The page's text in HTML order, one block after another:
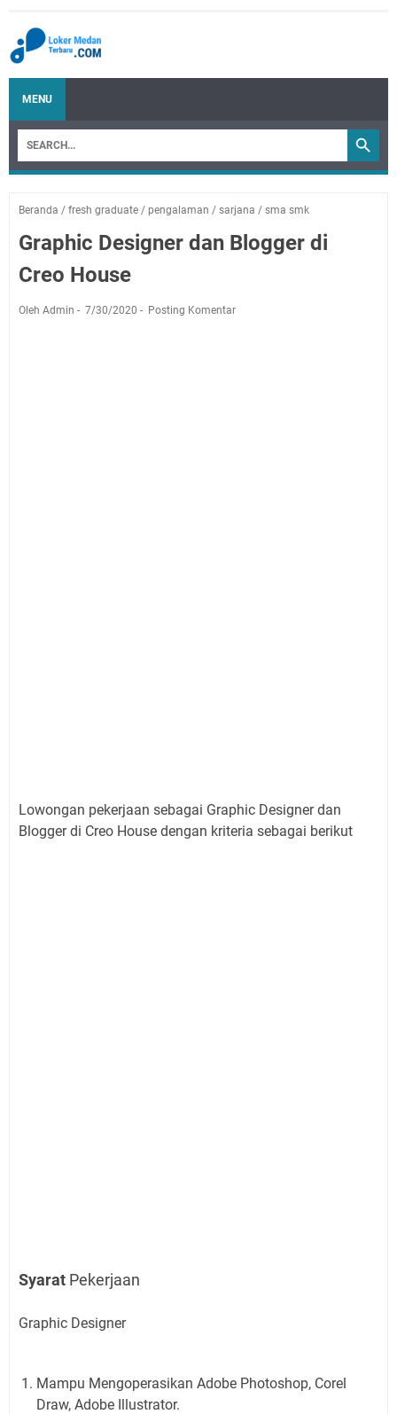
MENU
Beranda / fresh graduate / pengalaman / sarjana / sma smk
Graphic Designer dan Blogger di
Creo House
Oleh Admin 7/30/2020 Posting Komentar
Lowongan pekerjaan sebagai Graphic Designer dan
Blogger di Creo House dengan kriteria sebagai berikut
Syarat Pekerjaan
Graphic Designer
Mampu Mengoperasikan Adobe Photoshop, Corel
Draw, Adobe Illustrator.